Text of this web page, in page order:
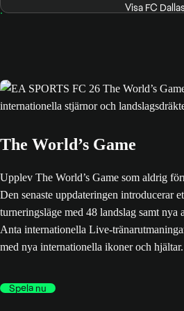
Visa FC Dallas
The World’s Game
Upplev The World’s Game som aldrig
Den senaste uppdateringen introducerar
turneringsläge med 48 landslag samt nya
Anta internationella Live-
med nya internationella ikoner och hjältar.
Spela nu